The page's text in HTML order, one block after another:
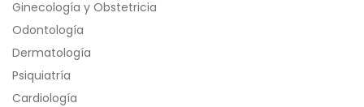
Ginecología y Obstetricia
Odontología
Dermatología
Psiquiatría
Cardiología